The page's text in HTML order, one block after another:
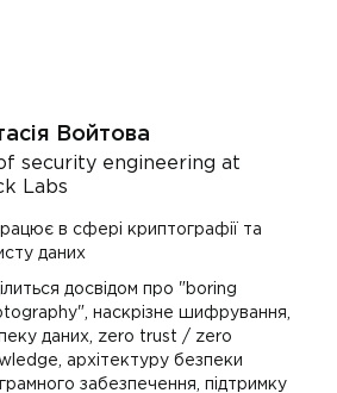
Войтова
security engineering at
Labs
в сфері криптографії та
даних
досвідом про "boring
наскрізне шифрування,
даних, zero trust / zero
архітектуру безпеки
забезпечення, підтримку